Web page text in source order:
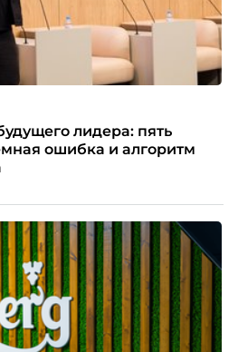
лидера: пять
ошибка и алгоритм